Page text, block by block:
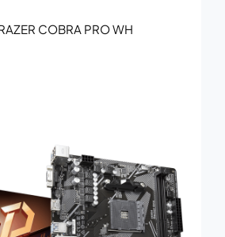
COBRA PRO WH